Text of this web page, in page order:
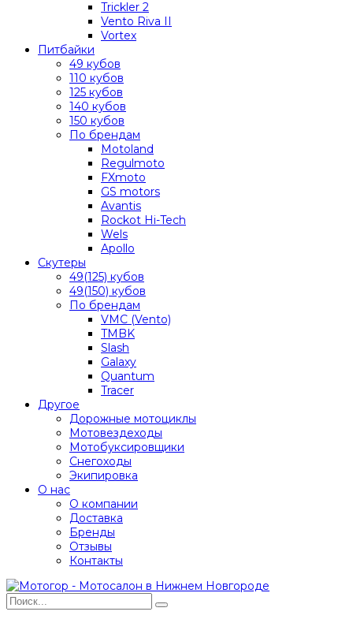
Trickler 2
Vento Riva II
Vortex
Питбайки
49 кубов
110 кубов
125 кубов
140 кубов
150 кубов
По брендам
Motoland
Regulmoto
FXmoto
GS motors
Avantis
Rockot Hi-Tech
Wels
Apollo
Скутеры
49(125) кубов
49(150) кубов
По брендам
VMC (Vento)
TMBK
Slash
Galaxy
Quantum
Tracer
Другое
Дорожные мотоциклы
Мотовездеходы
Мотобуксировщики
Снегоходы
Экипировка
О нас
О компании
Доставка
Бренды
Отзывы
Контакты